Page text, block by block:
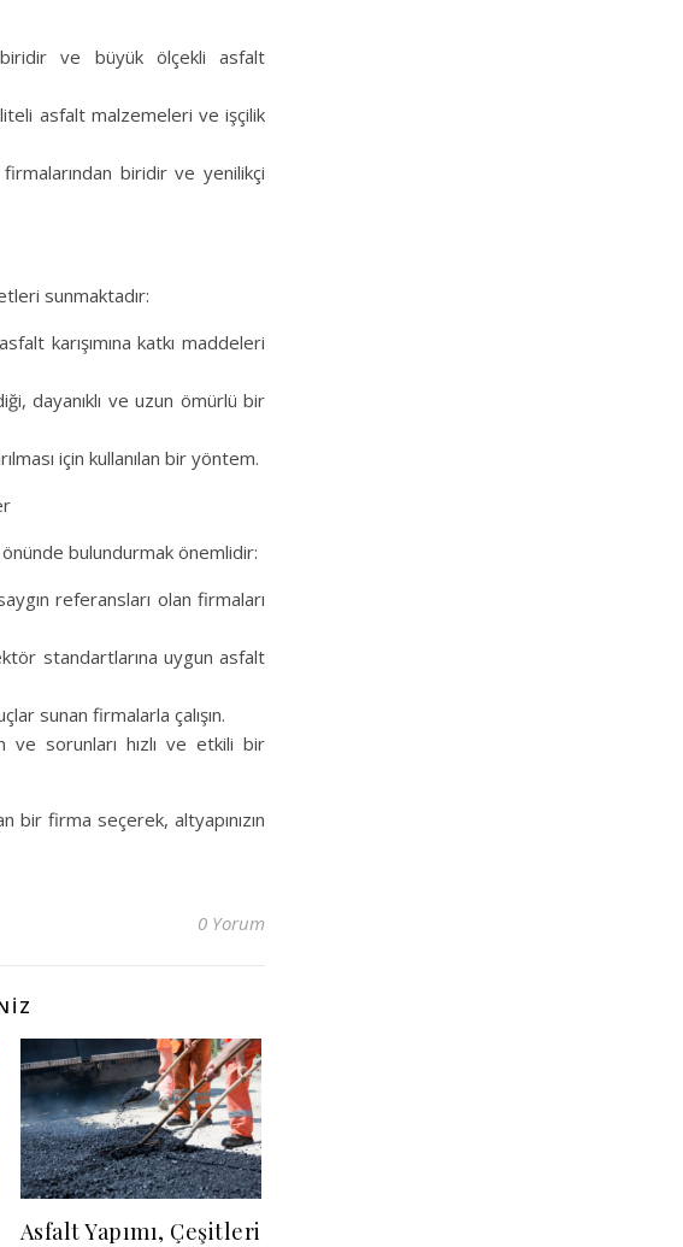
ve büyük ölçekli asfalt
asfalt malzemeleri ve işçilik
biridir ve yenilikçi
sunmaktadır:
karışımına katkı maddeleri
dayanıklı ve uzun ömürlü bir
için kullanılan bir yöntem.
bulundurmak önemlidir:
referansları olan firmaları
standartlarına uygun asfalt
sunan firmalarla çalışın.
sorunları hızlı ve etkili bir
firma seçerek, altyapınızın
0 Yorum
Asfalt Yapımı, Çeşitleri